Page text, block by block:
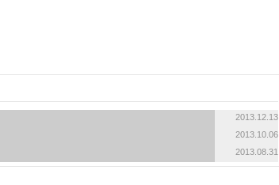
2013.12.13
2013.10.06
2013.08.31